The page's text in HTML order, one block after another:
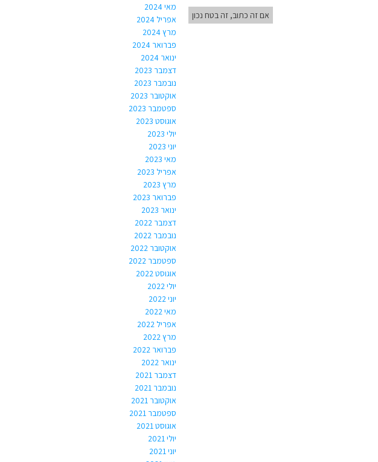
אם זה כתוב, זה בטח נכון
מאי 2024
אפריל 2024
מרץ 2024
פברואר 2024
ינואר 2024
דצמבר 2023
נובמבר 2023
אוקטובר 2023
ספטמבר 2023
אוגוסט 2023
יולי 2023
יוני 2023
מאי 2023
אפריל 2023
מרץ 2023
פברואר 2023
ינואר 2023
דצמבר 2022
נובמבר 2022
אוקטובר 2022
ספטמבר 2022
אוגוסט 2022
יולי 2022
יוני 2022
מאי 2022
אפריל 2022
מרץ 2022
פברואר 2022
ינואר 2022
דצמבר 2021
נובמבר 2021
אוקטובר 2021
ספטמבר 2021
אוגוסט 2021
יולי 2021
יוני 2021